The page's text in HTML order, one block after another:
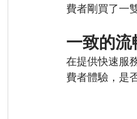
費者剛買了一
一致的流
在提供快速服
費者體驗，是